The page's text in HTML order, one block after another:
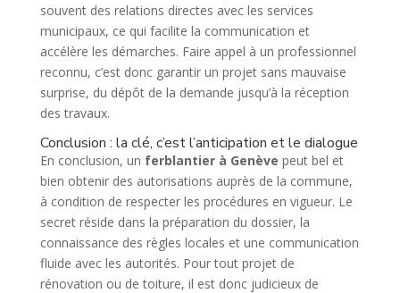
souvent des relations directes avec les services
municipaux, ce qui facilite la communication et
accélère les démarches. Faire appel à un professionnel
reconnu, c’est donc garantir un projet sans mauvaise
surprise, du dépôt de la demande jusqu’à la réception
des travaux.
Conclusion : la clé, c’est l’anticipation et le dialogue
En conclusion, un ferblantier à Genève peut bel et
bien obtenir des autorisations auprès de la commune,
à condition de respecter les procédures en vigueur. Le
secret réside dans la préparation du dossier, la
connaissance des règles locales et une communication
fluide avec les autorités. Pour tout projet de
rénovation ou de toiture, il est donc judicieux de